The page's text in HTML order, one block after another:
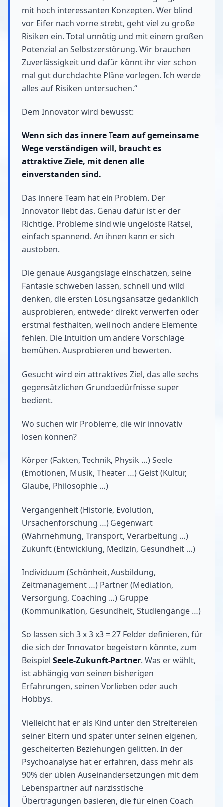
mit hoch interessanten Konzepten. Wer blind
vor Eifer nach vorne strebt, geht viel zu große
Risiken ein. Total unnötig und mit einem großen
Potenzial an Selbstzerstörung. Wir brauchen
Zuverlässigkeit und dafür könnt ihr vier schon
mal gut durchdachte Pläne vorlegen. Ich werde
alles auf Risiken untersuchen.“
Dem Innovator wird bewusst:
Wenn sich das innere Team auf gemeinsame
Wege verständigen will, braucht es
attraktive Ziele, mit denen alle
einverstanden sind.
Das innere Team hat ein Problem. Der
Innovator liebt das. Genau dafür ist er der
Richtige. Probleme sind wie ungelöste Rätsel,
einfach spannend. An ihnen kann er sich
austoben.
Die genaue Ausgangslage einschätzen, seine
Fantasie schweben lassen, schnell und wild
denken, die ersten Lösungsansätze gedanklich
ausprobieren, entweder direkt verwerfen oder
erstmal festhalten, weil noch andere Elemente
fehlen. Die Intuition um andere Vorschläge
bemühen. Ausprobieren und bewerten.
Gesucht wird ein attraktives Ziel, das alle sechs
gegensätzlichen Grundbedürfnisse super
bedient.
Wo suchen wir Probleme, die wir innovativ
lösen können?
Körper (Fakten, Technik, Physik …) Seele
(Emotionen, Musik, Theater …) Geist (Kultur,
Glaube, Philosophie …)
Vergangenheit (Historie, Evolution,
Ursachenforschung …) Gegenwart
(Wahrnehmung, Transport, Verarbeitung …)
Zukunft (Entwicklung, Medizin, Gesundheit …)
Individuum (Schönheit, Ausbildung,
Zeitmanagement …) Partner (Mediation,
Versorgung, Coaching …) Gruppe
(Kommunikation, Gesundheit, Studiengänge …)
So lassen sich 3 x 3 x3 = 27 Felder definieren, für
die sich der Innovator begeistern könnte, zum
Beispiel Seele-Zukunft-Partner. Was er wählt,
ist abhängig von seinen bisherigen
Erfahrungen, seinen Vorlieben oder auch
Hobbys.
Vielleicht hat er als Kind unter den Streitereien
seiner Eltern und später unter seinen eigenen,
gescheiterten Beziehungen gelitten. In der
Psychoanalyse hat er erfahren, dass mehr als
90% der üblen Auseinandersetzungen mit dem
Lebenspartner auf narzisstische
Übertragungen basieren, die für einen Coach